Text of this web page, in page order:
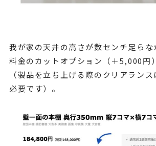
我が家の天井の高さが数センチ足らな
料金のカットオプション（＋5,000円
（製品を立ち上げる際のクリアランス
必要です）。